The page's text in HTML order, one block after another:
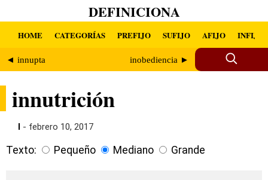
DEFINICIONA
HOME CATEGORÍAS PREFIJO SUFIJO AFIJO INFIJO
◄ innupta inobediencia ►
innutrición
I - febrero 10, 2017
Texto: Pequeño Mediano Grande